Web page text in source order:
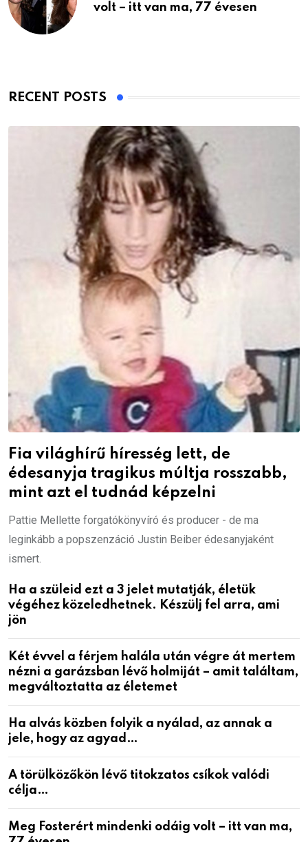
volt – itt van ma, 77 évesen
RECENT POSTS
Fia világhírű híresség lett, de
édesanyja tragikus múltja rosszabb,
mint azt el tudnád képzelni
Pattie Mellette forgatókönyvíró és producer - de ma
leginkább a popszenzáció Justin Beiber édesanyjaként
ismert.
Ha a szüleid ezt a 3 jelet mutatják, életük
végéhez közeledhetnek. Készülj fel arra, ami
jön
Két évvel a férjem halála után végre át mertem
nézni a garázsban lévő holmiját – amit találtam,
megváltoztatta az életemet
Ha alvás közben folyik a nyálad, az annak a
jele, hogy az agyad…
A törülközőkön lévő titokzatos csíkok valódi
célja…
Meg Fosterért mindenki odáig volt – itt van ma,